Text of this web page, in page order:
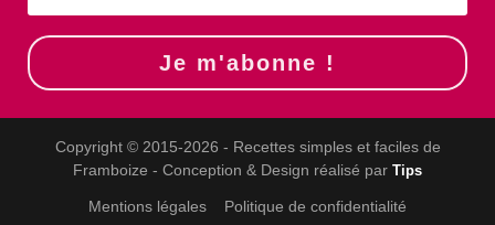
Je m'abonne !
Copyright © 2015-2026 - Recettes simples et faciles de
Framboize - Conception & Design réalisé par Tips
Mentions légales Politique de confidentialité